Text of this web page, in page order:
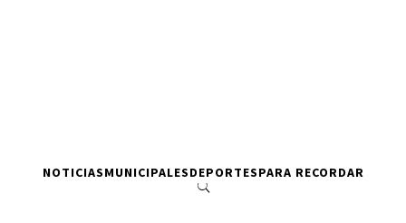
NOTICIASMUNICIPALESDEPORTESPARA RECORDAR